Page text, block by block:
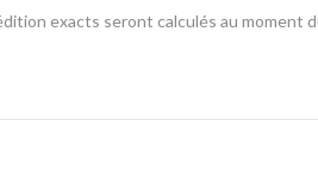
exacts seront calculés au moment